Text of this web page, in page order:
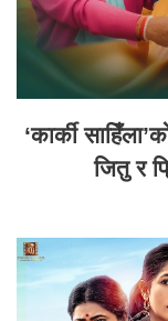
‘कार्की
जितु र